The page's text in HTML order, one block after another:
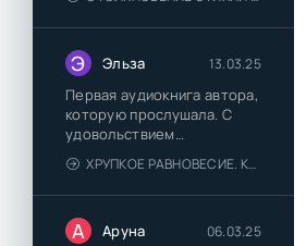
Э Эльза 13.03.25
Первая аудиокнига автора,
которую прослушала. С
удовольствием
познакомлюсь и с другими.
ХРУПКОЕ РАВНОВЕСИЕ. КНИГА 1 - АНА ШЕРРИ
А Аруна 06.03.25